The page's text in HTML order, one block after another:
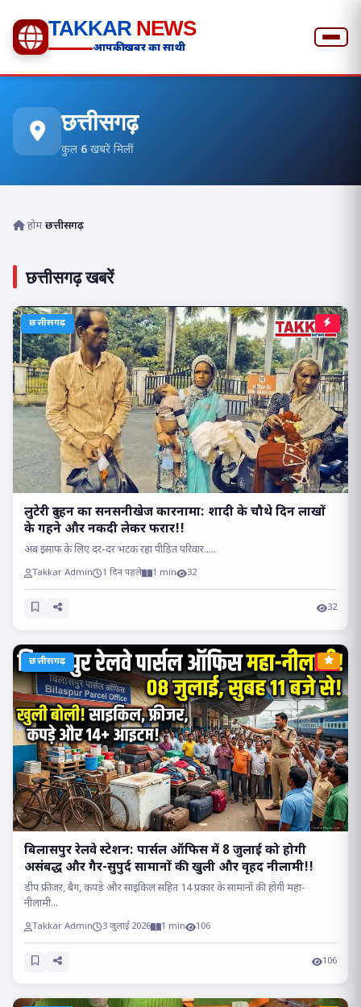
TAKKAR NEWS
आपकी खबर का साथी
छत्तीसगढ़
कुल 6 खबरें मिलीं
होम›छत्तीसगढ़
छत्तीसगढ़ खबरें
छत्तीसगढ़
लुटेरी दुल्हन का सनसनीखेज कारनामा: शादी के चौथे दिन लाखों
के गहने और नकदी लेकर फरार!!
अब इंसाफ के लिए दर-दर भटक रहा पीड़ित परिवार.....
Takkar Admin 1 दिन पहले 1 min 32
32
छत्तीसगढ़
बिलासपुर रेलवे स्टेशन: पार्सल ऑफिस में 8 जुलाई को होगी
असंबद्ध और गैर-सुपुर्द सामानों की खुली और वृहद नीलामी!!
डीप फ्रीजर, बैग, कपड़े और साइकिल सहित 14 प्रकार के सामानों की होगी महा-
नीलामी...
Takkar Admin 3 जुलाई 2026 1 min 106
106